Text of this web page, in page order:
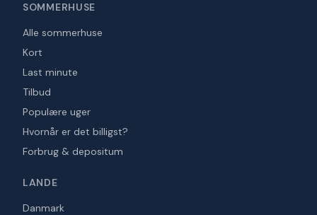
SOMMERHUSE
Alle sommerhuse
Kort
Last minute
Tilbud
Populære uger
Hvornår er det billigst?
Forbrug & depositum
LANDE
Danmark